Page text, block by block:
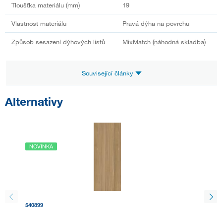
Tloušťka materiálu (mm) 19
Vlastnost materiálu Pravá dýha na povrchu
Způsob sesazení dýhových listů MixMatch (náhodná skladba)
Související články
Alternativy
NOVINKA
540899